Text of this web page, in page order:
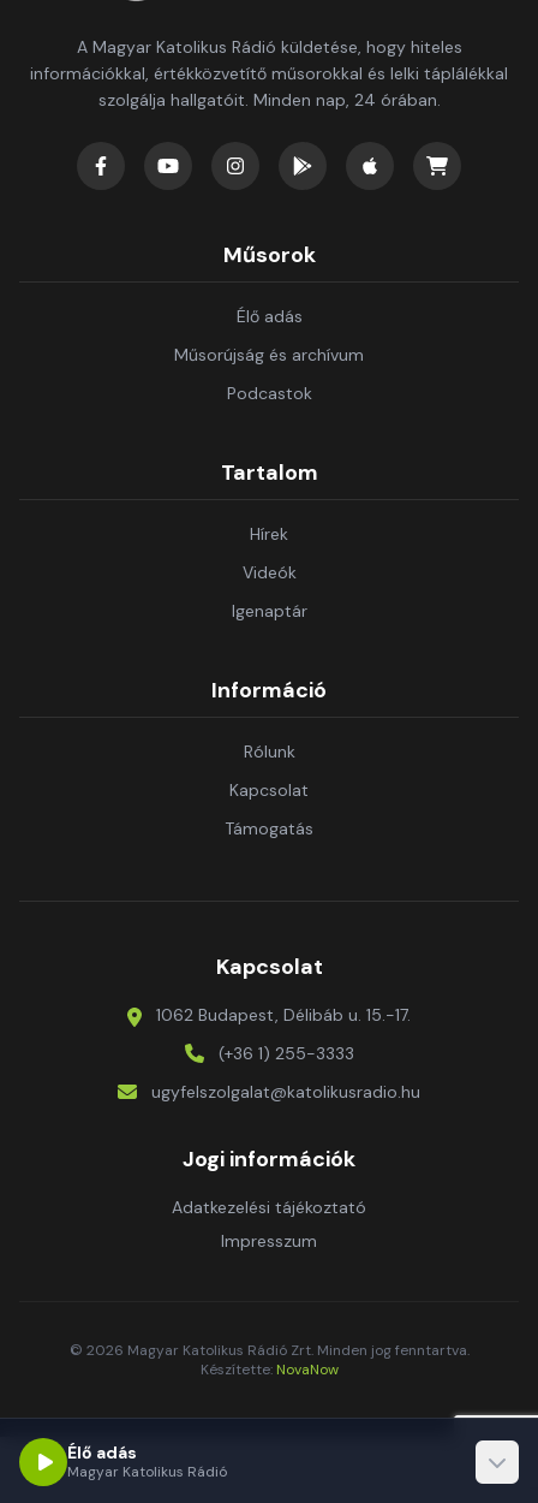
A Magyar Katolikus Rádió küldetése, hogy hiteles
információkkal, értékközvetítő műsorokkal és lelki táplálékkal
szolgálja hallgatóit. Minden nap, 24 órában.
Műsorok
Élő adás
Műsorújság és archívum
Podcastok
Tartalom
Hírek
Videók
Igenaptár
Információ
Rólunk
Kapcsolat
Támogatás
Kapcsolat
1062 Budapest, Délibáb u. 15.-17.
(+36 1) 255-3333
ugyfelszolgalat@katolikusradio.hu
Jogi információk
Adatkezelési tájékoztató
Impresszum
© 2026 Magyar Katolikus Rádió Zrt. Minden jog fenntartva.
Készítette: NovaNow
Élő adás
Magyar Katolikus Rádió